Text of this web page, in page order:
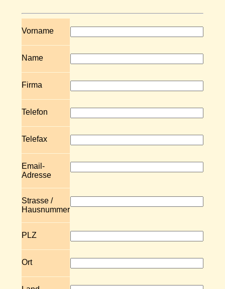
Vorname
Name
Firma
Telefon
Telefax
Email-
Adresse
Strasse /
Hausnummer
PLZ
Ort